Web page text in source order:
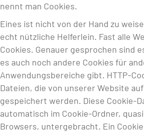
nennt man Cookies.
Eines ist nicht von der Hand zu
echt nützliche Helferlein. Fast alle
Cookies. Genauer gesprochen sind
es auch noch andere Cookies für
Anwendungsbereiche gibt. HTTP-
Dateien, die von unserer Website
gespeichert werden. Diese Cookie-
automatisch im Cookie-Ordner, quasi
Browsers, untergebracht. Ein